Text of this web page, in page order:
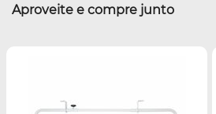
Aproveite e compre junto